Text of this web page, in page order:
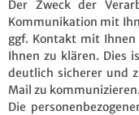
Der Zweck der
Kommunikation mit
ggf. Kontakt mit
Ihnen zu klären. Dies
deutlich sicherer und
Mail zu kommunizieren.
Die